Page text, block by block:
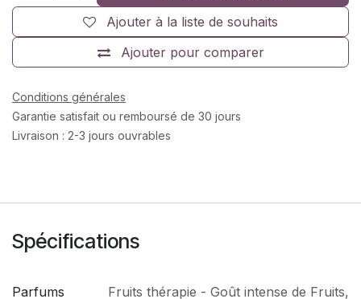
Ajouter pour comparer
Ajouter à la liste de souhaits
Conditions générales
Garantie satisfait ou remboursé de 30 jours
Livraison : 2-3 jours ouvrables
Spécifications
Parfums
Fruits thérapie - Goût intense de Fruits,